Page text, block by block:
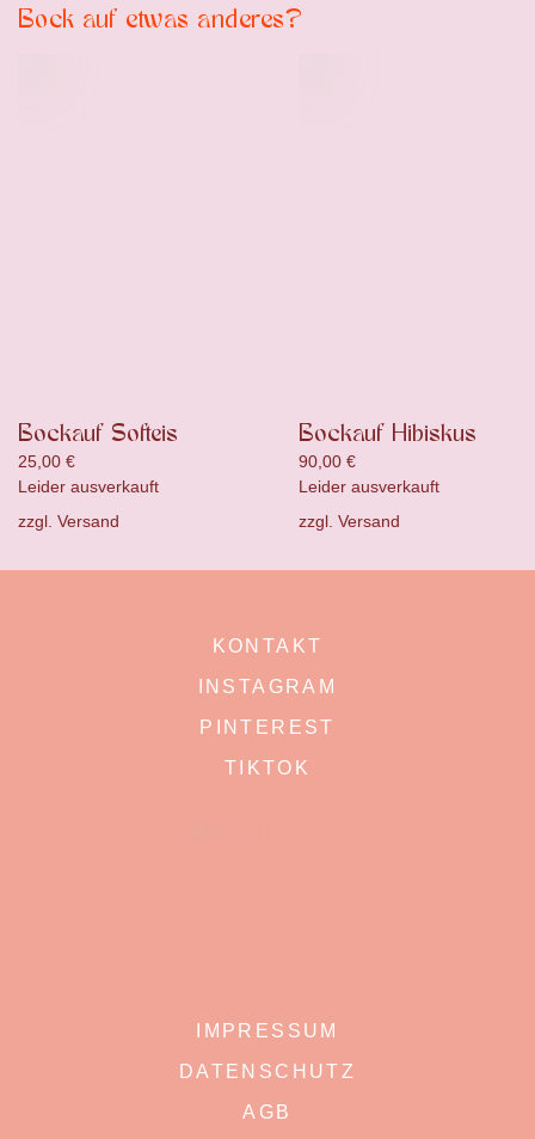
Bock auf etwas anderes?
Bockauf Softeis
25,00 €
Leider ausverkauft
zzgl. Versand
Bockauf Hibiskus
90,00 €
Leider ausverkauft
zzgl. Versand
KONTAKT
INSTAGRAM
PINTEREST
TIKTOK
IMPRESSUM
DATENSCHUTZ
AGB